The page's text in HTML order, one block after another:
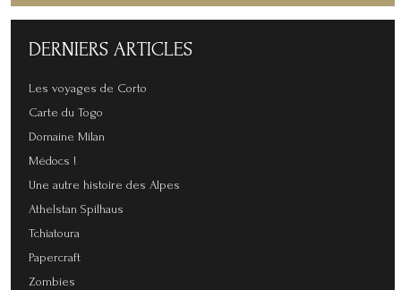
DERNIERS ARTICLES
Les voyages de Corto
Carte du Togo
Domaine Milan
Médocs !
Une autre histoire des Alpes
Athelstan Spilhaus
Tchiatoura
Papercraft
Zombies